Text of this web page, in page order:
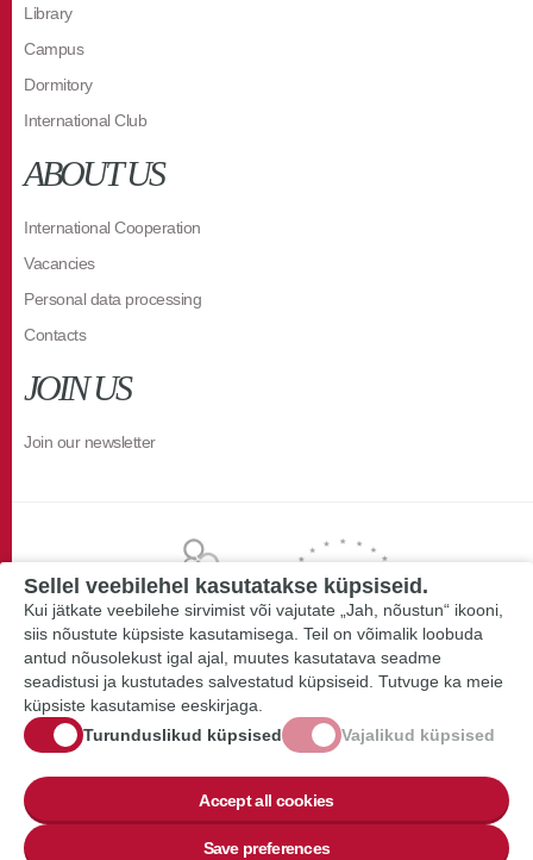
Library
Campus
Dormitory
International Club
ABOUT US
International Cooperation
Vacancies
Personal data processing
Contacts
JOIN US
Join our newsletter
Sellel veebilehel kasutatakse küpsiseid.
Kui jätkate veebilehe sirvimist või vajutate „Jah, nõustun“ ikooni,
siis nõustute küpsiste kasutamisega. Teil on võimalik loobuda
antud nõusolekust igal ajal, muutes kasutatava seadme
seadistusi ja kustutades salvestatud küpsiseid. Tutvuge ka meie
küpsiste kasutamise eeskirjaga.
Turunduslikud küpsised
Vajalikud küpsised
Accept all cookies
Save preferences